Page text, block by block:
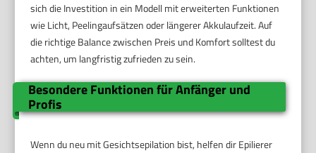
sich die Investition in ein Modell mit erweiterten Funktionen
wie Licht, Peelingaufsätzen oder längerer Akkulaufzeit. Auf
die richtige Balance zwischen Preis und Komfort solltest du
achten, um langfristig zufrieden zu sein.
Besondere Funktionen für Anfänger und
Profis
Wenn du neu mit Gesichtsepilation bist, helfen dir Epilierer